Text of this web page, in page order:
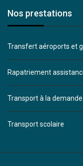
Nos prestations
Transfert aéroports et
Rapatriement
Transport à la demande
Transport scolaire